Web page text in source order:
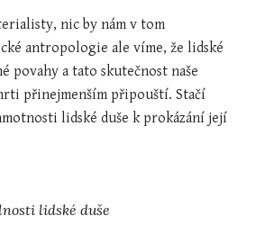
nic by nám v tom
antropologie ale víme, že lidské
povahy a tato skutečnost naše
přinejmenším připouští. Stačí
lidské duše k prokázání její
lidské duše